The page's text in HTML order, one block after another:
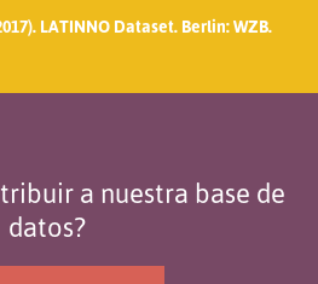
LATINNO Dataset. Berlin: WZB.
a nuestra base de
datos?